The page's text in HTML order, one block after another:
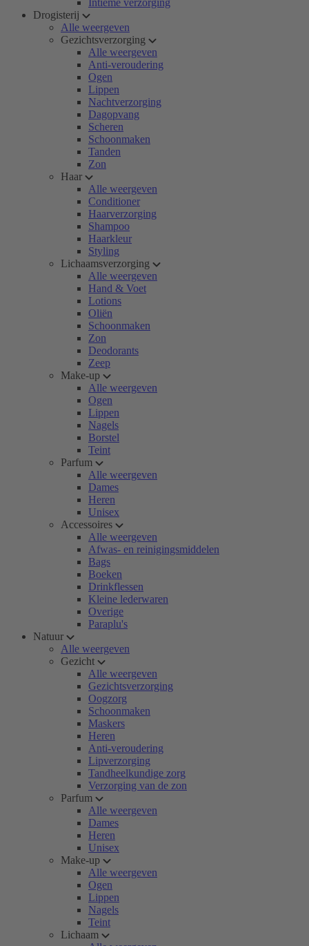
Intieme verzorging
Drogisterij
Alle weergeven
Gezichtsverzorging
Alle weergeven
Anti-veroudering
Ogen
Lippen
Nachtverzorging
Dagopvang
Scheren
Schoonmaken
Tanden
Zon
Haar
Alle weergeven
Conditioner
Haarverzorging
Shampoo
Haarkleur
Styling
Lichaamsverzorging
Alle weergeven
Hand & Voet
Lotions
Oliën
Schoonmaken
Zon
Deodorants
Zeep
Make-up
Alle weergeven
Ogen
Lippen
Nagels
Borstel
Teint
Parfum
Alle weergeven
Dames
Heren
Unisex
Accessoires
Alle weergeven
Afwas- en reinigingsmiddelen
Bags
Boeken
Drinkflessen
Kleine lederwaren
Overige
Paraplu's
Natuur
Alle weergeven
Gezicht
Alle weergeven
Gezichtsverzorging
Oogzorg
Schoonmaken
Maskers
Heren
Anti-veroudering
Lipverzorging
Tandheelkundige zorg
Verzorging van de zon
Parfum
Alle weergeven
Dames
Heren
Unisex
Make-up
Alle weergeven
Ogen
Lippen
Nagels
Teint
Lichaam